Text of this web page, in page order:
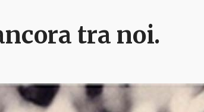
tra noi.